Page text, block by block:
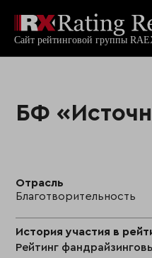
БФ
Отрасль
Благотворительность
История участия в
Рейтинг